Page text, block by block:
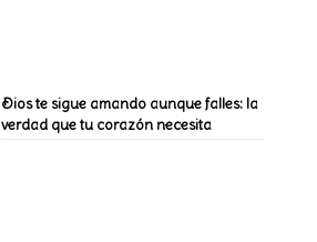
Dios te sigue amando aunque falles: la
verdad que tu corazón necesita